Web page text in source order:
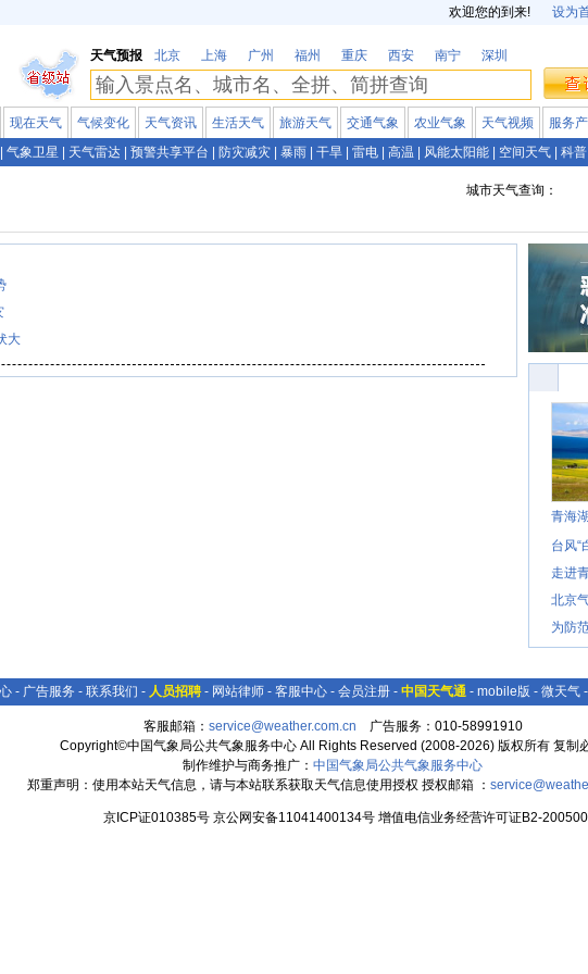
欢迎您的到来! 设为
天气预报 北京 上海 广州 福州 重庆 西安 南宁 深圳
现在天气 气候变化 天气资讯 生活天气 旅游天气 交通气象 农业气象 天气视频 服务
气象卫星 天气雷达 预警共享平台 防灾减灾 暴雨 干旱 雷电 高温 风能太阳能 空间天气 科普
城市天气查询：
大
青海
台风“
走进
北京
为防
- 广告服务 - 联系我们 - 人员招聘 - 网站律师 - 客服中心 - 会员注册 - 中国天气通 - mobile版 - 微天气 -
客服邮箱： service@weather.com.cn 广告服务：010-58991910
Copyright©中国气象局公共气象服务中心 All Rights Reserved (2008-2026) 版权所有 复制
制作维护与商务推广： 中国气象局公共气象服务中心
郑重声明：使用本站天气信息，请与本站联系获取天气信息使用授权 授权邮箱 ：
京ICP证010385号 京公网安备11041400134号 增值电信业务经营许可证B2-